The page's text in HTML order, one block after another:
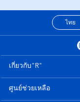
ไทย
เกี่ยวกับ"R"
ศูนย์ช่วยเหลือ